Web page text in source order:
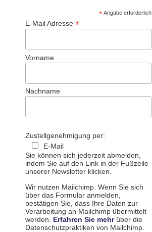
*Angabe erforderlich
E-Mail Adresse *
Vorname
Nachname
Zustellgenehmigung per:
E-Mail
Sie können sich jederzeit abmelden,
indem Sie auf den Link in der Fußzeile
unserer Newsletter klicken.
Wir nutzen Mailchimp. Wenn Sie sich
über das Formular anmelden,
bestätigen Sie, dass Ihre Daten zur
Verarbeitung an Mailchimp übermittelt
werden. Erfahren Sie mehrüber die
Datenschutzpraktiken von Mailchimp.